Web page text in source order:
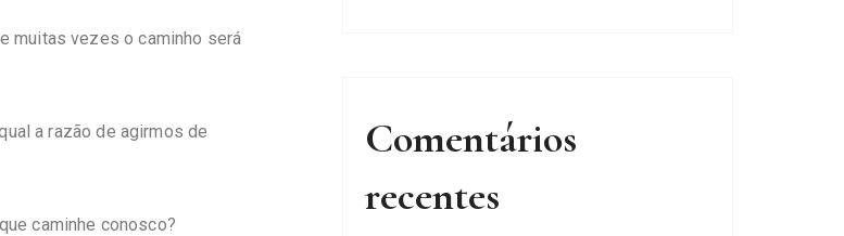
muitas vezes o caminho será
a razão de agirmos de
caminhe conosco?
Comentários
recentes